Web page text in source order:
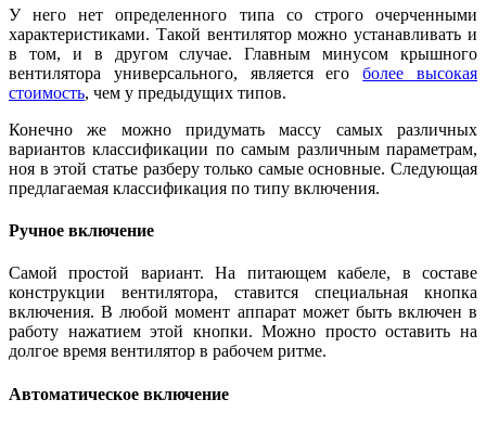
У него нет определенного типа со строго очерченными
характеристиками. Такой вентилятор можно устанавливать и
в том, и в другом случае. Главным минусом крышного
вентилятора универсального, является егоболее высокая
стоимость, чем у предыдущих типов.
Конечно же можно придумать массу самых различных
вариантов классификации по самым различным параметрам,
ноя в этой статье разберу только самые основные. Следующая
предлагаемая классификация по типу включения.
Ручное включение
Самой простой вариант. На питающем кабеле, в составе
конструкции вентилятора, ставится специальная кнопка
включения. В любой момент аппарат может быть включен в
работу нажатием этой кнопки. Можно просто оставить на
долгое время вентилятор в рабочем ритме.
Автоматическое включение